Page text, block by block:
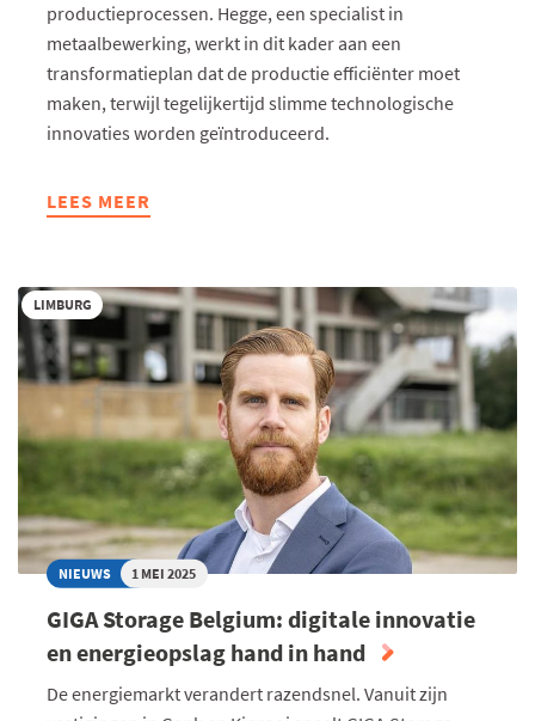
productieprocessen. Hegge, een specialist in
metaalbewerking, werkt in dit kader aan een
transformatieplan dat de productie efficiënter moet
maken, terwijl tegelijkertijd slimme technologische
innovaties worden geïntroduceerd.
LEES MEER
ABOUT
DOOR
DIGITAAL
TE
VERSNELLEN
LIMBURG
NIEUWS 1 MEI 2025
GIGA Storage Belgium: digitale innovatie
en energieopslag hand in hand
De energiemarkt verandert razendsnel. Vanuit zijn